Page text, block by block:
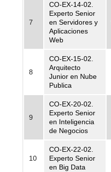
7
CO-EX-14-02.
Experto Senior
en Servidores y
Aplicaciones
Web
8
CO-EX-15-02.
Arquitecto
Junior en Nube
Publica
9
CO-EX-20-02.
Experto Senior
en Inteligencia
de Negocios
10
CO-EX-22-02.
Experto Senior
en Big Data